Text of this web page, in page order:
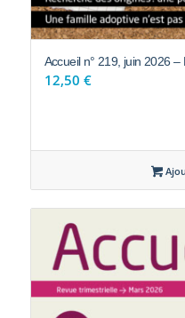
Accueil n° 219, juin 2026
12,50 €